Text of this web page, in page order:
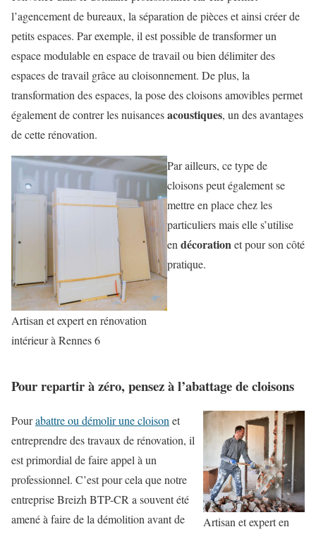
l’agencement de bureaux, la séparation de pièces et ainsi créer de
petits espaces. Par exemple, il est possible de transformer un
espace modulable en espace de travail ou bien délimiter des
espaces de travail grâce au cloisonnement. De plus, la
transformation des espaces, la pose des cloisons amovibles permet
également de contrer les nuisancesacoustiques, un des avantages
de cette rénovation.
Artisan et expert en rénovation
intérieur à Rennes 6
Par ailleurs, ce type de
cloisons peut également se
mettre en place chez les
particuliers mais elle s’utilise
en décorationet pour son côté
pratique.
Pour repartir à zéro, pensez à l’abattage de cloisons
Pourabattre ou démolir une cloison et
entreprendre des travaux de rénovation, il
est primordial de faire appel à un
professionnel. C’est pour cela que notre
entreprise Breizh BTP-CR a souvent été
amené à faire de la démolition avant de
Artisan et expert en